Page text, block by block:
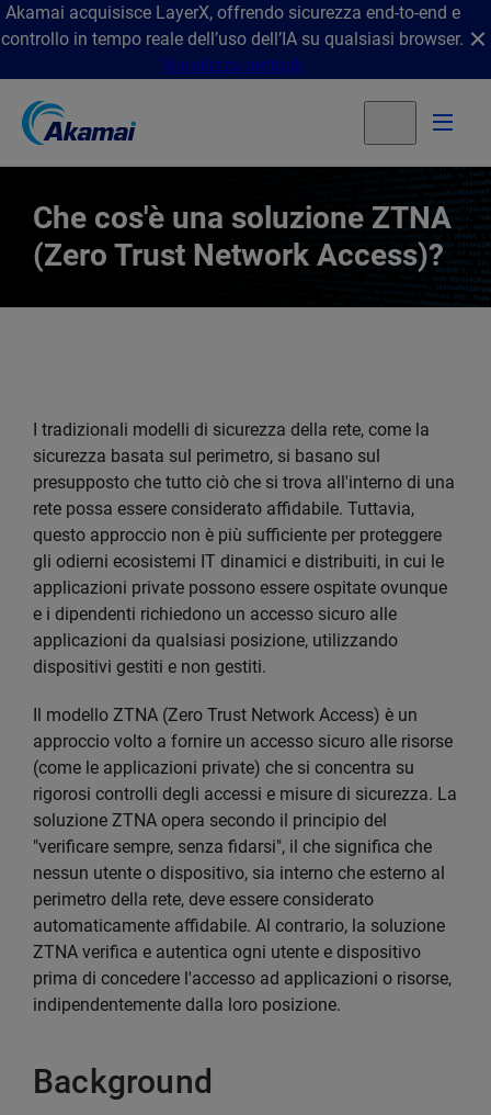
Akamai acquisisce LayerX, offrendo sicurezza end-to-end e
controllo in tempo reale dell’uso dell’IA su qualsiasi browser.
Visualizza dettagli
Che cos'è una soluzione ZTNA
(Zero Trust Network Access)?
I tradizionali modelli di sicurezza della rete, come la
sicurezza basata sul perimetro, si basano sul
presupposto che tutto ciò che si trova all'interno di una
rete possa essere considerato affidabile. Tuttavia,
questo approccio non è più sufficiente per proteggere
gli odierni ecosistemi IT dinamici e distribuiti, in cui le
applicazioni private possono essere ospitate ovunque
e i dipendenti richiedono un accesso sicuro alle
applicazioni da qualsiasi posizione, utilizzando
dispositivi gestiti e non gestiti.
Il modello ZTNA (Zero Trust Network Access) è un
approccio volto a fornire un accesso sicuro alle risorse
(come le applicazioni private) che si concentra su
rigorosi controlli degli accessi e misure di sicurezza. La
soluzione ZTNA opera secondo il principio del
"verificare sempre, senza fidarsi", il che significa che
nessun utente o dispositivo, sia interno che esterno al
perimetro della rete, deve essere considerato
automaticamente affidabile. Al contrario, la soluzione
ZTNA verifica e autentica ogni utente e dispositivo
prima di concedere l'accesso ad applicazioni o risorse,
indipendentemente dalla loro posizione.
Background